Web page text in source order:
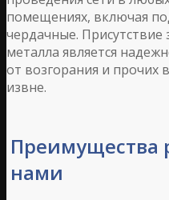
помещениях, включая
чердачные.
металла является
от возгорания и прочих
извне.
Преимущества
нами